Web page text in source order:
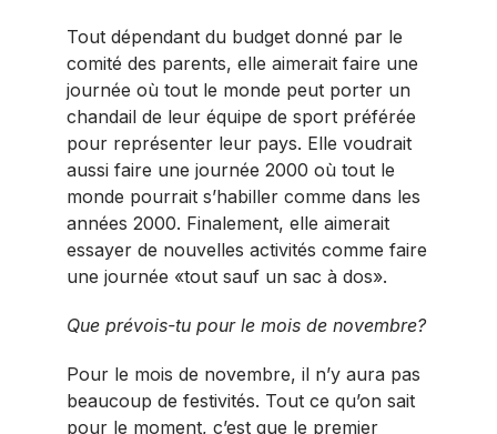
Tout dépendant du budget donné par le
comité des parents, elle aimerait faire une
journée où tout le monde peut porter un
chandail de leur équipe de sport préférée
pour représenter leur pays. Elle voudrait
aussi faire une journée 2000 où tout le
monde pourrait s’habiller comme dans les
années 2000. Finalement, elle aimerait
essayer de nouvelles activités comme faire
une journée «tout sauf un sac à dos».
Que prévois-tu pour le mois de novembre?
Pour le mois de novembre, il n’y aura pas
beaucoup de festivités. Tout ce qu’on sait
pour le moment, c’est que le premier